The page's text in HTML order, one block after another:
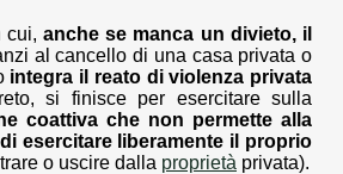
cui, anche se manca un divieto, il
al cancello di una casa privata o
integra il reato di violenza privata
si finisce per esercitare sulla
coattiva che non permette alla
esercitare liberamente il proprio
o uscire dalla proprietà privata).